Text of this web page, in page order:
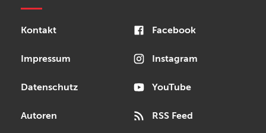
Kontakt
Impressum
Datenschutz
Autoren
Facebook
Instagram
YouTube
RSS Feed